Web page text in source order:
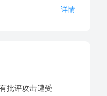
详情
批评攻击遭受